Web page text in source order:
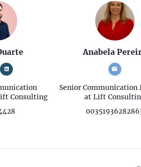
Consulting
Anabela
Senior Communication
at Lift